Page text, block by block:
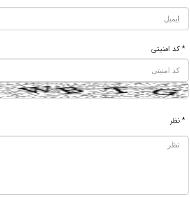
* کد امنیتی
* نظر